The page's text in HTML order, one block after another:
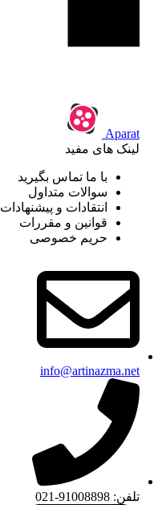
Aparat
لینک های مفید
با ما تماس بگیرید
سوالات متداول
انتقادات و پیشنهادات
قوانین و مقررات
حریم خصوصی
info@artinazma.net
تلفن: 91008898-021